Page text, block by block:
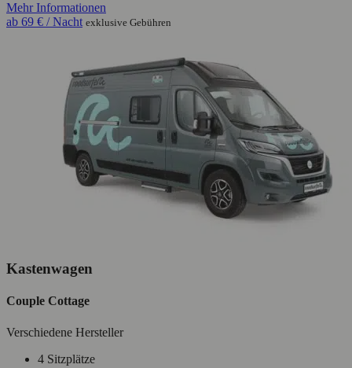
Mehr Informationen
ab 69 € / Nacht exklusive Gebühren
Kastenwagen
Couple Cottage
Verschiedene Hersteller
4 Sitzplätze